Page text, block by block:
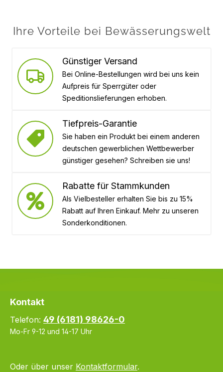
Ihre Vorteile bei Bewässerungswelt
Günstiger Versand
Bei Online-Bestellungen wird bei uns kein
Aufpreis für Sperrgüter oder
Speditionslieferungen erhoben.
Tiefpreis-Garantie
Sie haben ein Produkt bei einem anderen
deutschen gewerblichen Wettbewerber
günstiger gesehen? Schreiben sie uns!
Rabatte für Stammkunden
Als Vielbesteller erhalten Sie bis zu 15%
Rabatt auf Ihren Einkauf. Mehr zu unseren
Sonderkonditionen.
Kontakt
Telefon: 49 (6181) 98626-0
Mo-Fr 9-12 und 14-17 Uhr
Oder über unser Kontaktformular.